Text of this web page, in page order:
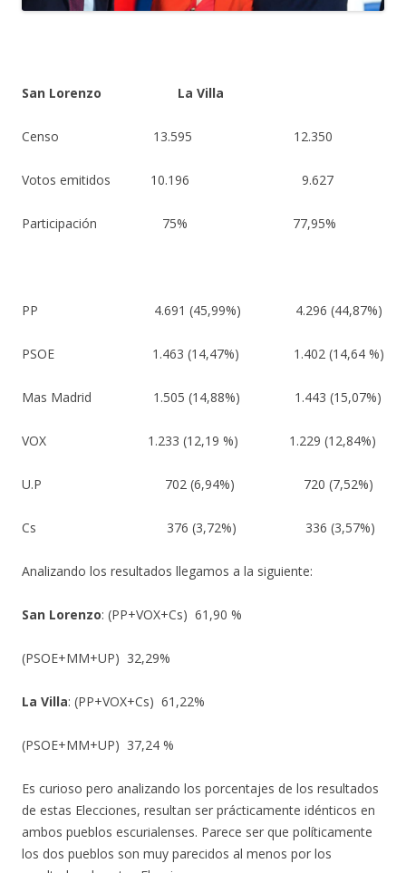
San Lorenzo La Villa
Censo 13.595 12.350
Votos emitidos 10.196 9.627
Participación 75% 77,95%
PP 4.691 (45,99%) 4.296 (44,87%)
PSOE 1.463 (14,47%) 1.402 (14,64 %)
Mas Madrid 1.505 (14,88%) 1.443 (15,07%)
VOX 1.233 (12,19 %) 1.229 (12,84%)
U.P 702 (6,94%) 720 (7,52%)
Cs 376 (3,72%) 336 (3,57%)
Analizando los resultados llegamos a la siguiente:
San Lorenzo: (PP+VOX+Cs) 61,90 %
(PSOE+MM+UP) 32,29%
La Villa: (PP+VOX+Cs) 61,22%
(PSOE+MM+UP) 37,24 %
Es curioso pero analizando los porcentajes de los resultados
de estas Elecciones, resultan ser prácticamente idénticos en
ambos pueblos escurialenses. Parece ser que políticamente
los dos pueblos son muy parecidos al menos por los